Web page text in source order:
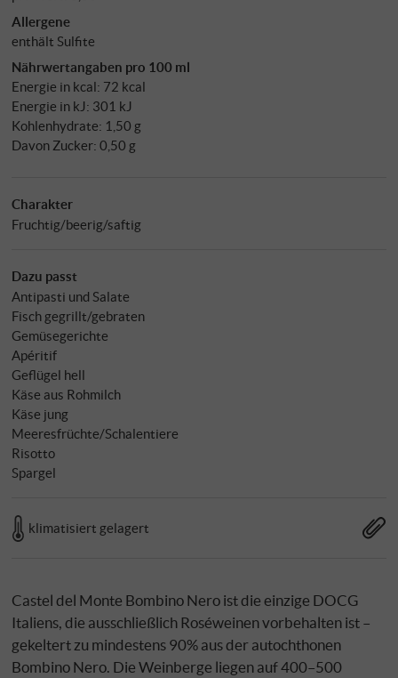
Allergene
enthält Sulfite
Nährwertangaben pro 100 ml
Energie in kcal: 72 kcal
Energie in kJ: 301 kJ
Kohlenhydrate: 1,50 g
Davon Zucker: 0,50 g
Charakter
Fruchtig/beerig/saftig
Dazu passt
Antipasti und Salate
Fisch gegrillt/gebraten
Gemüsegerichte
Apéritif
Geflügel hell
Käse aus Rohmilch
Käse jung
Meeresfrüchte/Schalentiere
Risotto
Spargel
klimatisiert gelagert
Castel del Monte Bombino Nero ist die einzige DOCG
Italiens, die ausschließlich Roséweinen vorbehalten ist –
gekeltert zu mindestens 90% aus der autochthonen
Bombino Nero. Die Weinberge liegen auf 400–500